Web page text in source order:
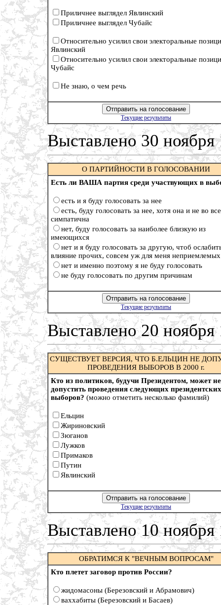
Приличнее выглядел Явлинский
Приличнее выглядел Чубайс
Относительно усилил свои электоральные
Явлинский
Относительно усилил свои электоральные
Чубайс
Не знаю, о чем речь
Текущие результаты
Выставлено 30 ноября
О ПАРТИЙНОСТИ В ГОЛОСОВАНИИ
Есть ли ВАША партия среди участвующих в
есть и я буду голосовать за нее
есть, буду голосовать за нее, хотя она и не во
симпатична
нет, буду голосовать за наиболее близкую из
имеющихся
нет и я буду голосовать за другую, чтоб
влияние прочих, совсем уж для меня неприемлемых
нет и именно поэтому я не буду голосовать
не буду голосовать по другим причинам
Текущие результаты
Выставлено 20 ноября
СУЩЕСТВУЕТ ВЕРСИЯ, ЧТО Б.ЕЛЬЦИН НЕ
ПРОВЕДЕНИЯ ВЫБОРОВ В 2000 г.
Кто из политиков, будучи Президентом, может не
допустить проведения следующих президентских
выборов? (можно отметить несколько фамилий)
Ельцин
Жириновский
Зюганов
Лужков
Примаков
Путин
Явлинский
Текущие результаты
Выставлено 10 ноября
ОБРАТИМСЯ К "ВЕЧНЫМ ВОПРОСАМ"
Кто плетет заговор против России?
жидомасоны (Березовский и Абрамович)
ваххабиты (Березовский и Басаев)